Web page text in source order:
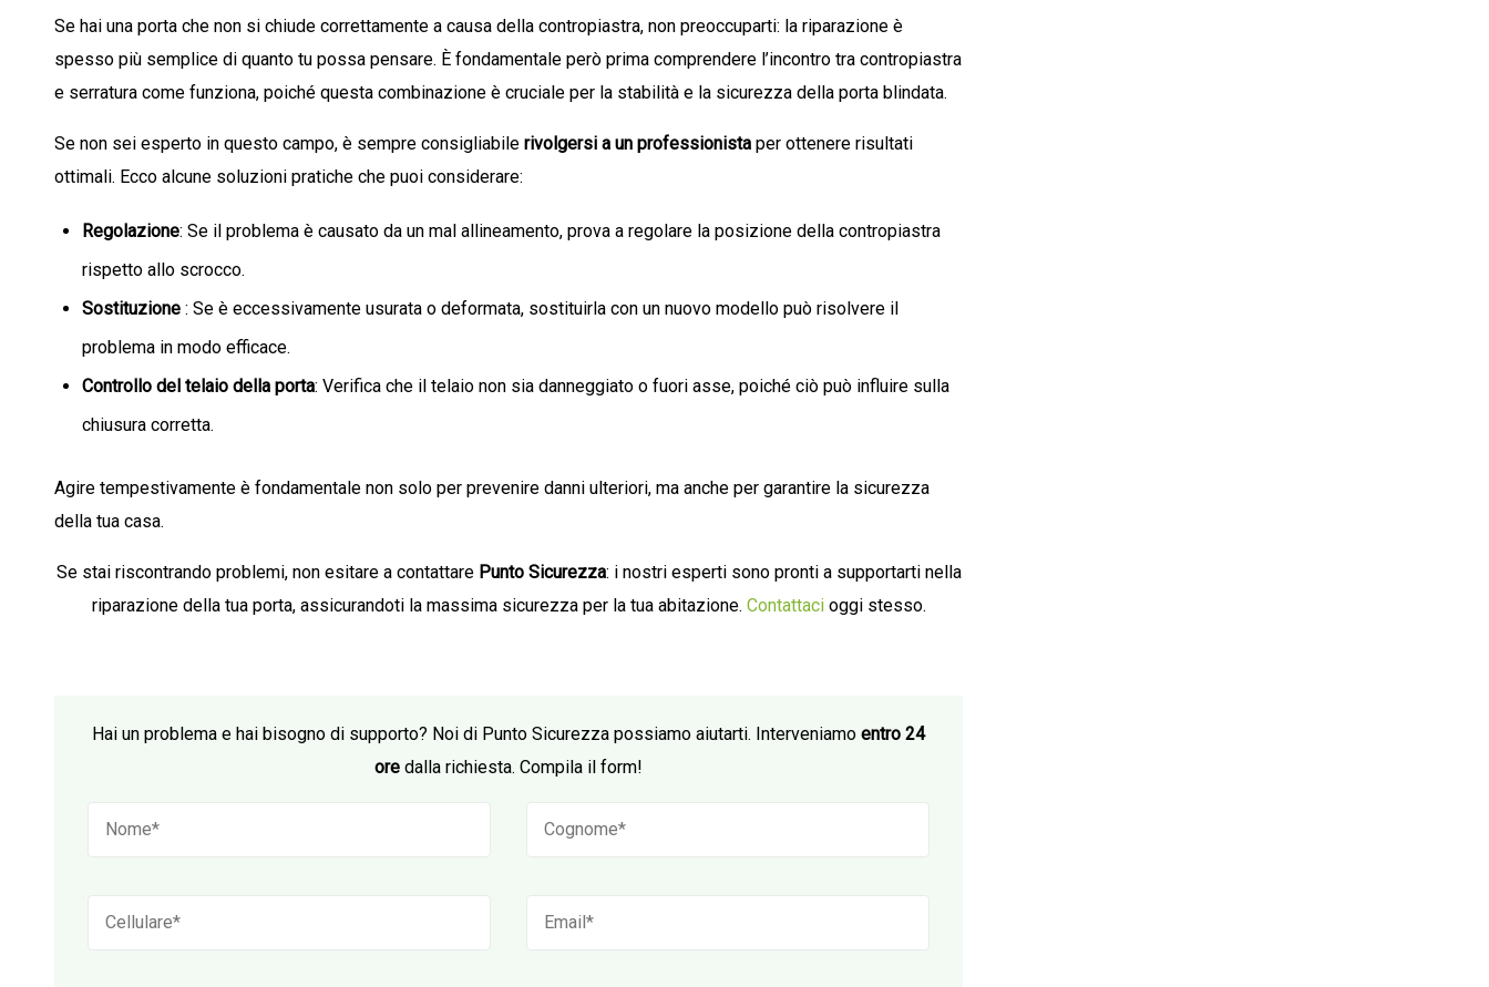
Se hai una porta che non si chiude correttamente a causa della contropiastra, non preoccuparti: la riparazione è
spesso più semplice di quanto tu possa pensare. È fondamentale però prima comprendere l’incontro tra contropiastra
e serratura come funziona, poiché questa combinazione è cruciale per la stabilità e la sicurezza della porta blindata.
Se non sei esperto in questo campo, è sempre consigliabile rivolgersi a un professionista per ottenere risultati
ottimali. Ecco alcune soluzioni pratiche che puoi considerare:
Regolazione: Se il problema è causato da un mal allineamento, prova a regolare la posizione della contropiastra
rispetto allo scrocco.
Sostituzione: Se è eccessivamente usurata o deformata, sostituirla con un nuovo modello può risolvere il
problema in modo efficace.
Controllo del telaio della porta: Verifica che il telaio non sia danneggiato o fuori asse, poiché ciò può influire sulla
chiusura corretta.
Agire tempestivamente è fondamentale non solo per prevenire danni ulteriori, ma anche per garantire la sicurezza
della tua casa.
Se stai riscontrando problemi, non esitare a contattare Punto Sicurezza: i nostri esperti sono pronti a supportarti nella
riparazione della tua porta, assicurandoti la massima sicurezza per la tua abitazione. Contattaci oggi stesso.
Hai un problema e hai bisogno di supporto? Noi di Punto Sicurezza possiamo aiutarti. Interveniamo entro 24
ore dalla richiesta. Compila il form!